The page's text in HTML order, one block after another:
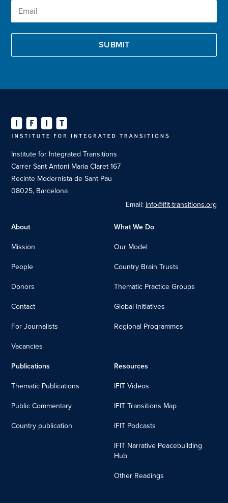
Institute for Integrated Transitions
Carrer Sant Antoni Maria Claret 167
Recinte Modernista de Sant Pau
08025, Barcelona
Email: info@ifit-transitions.org
About
Mission
People
Donors
Contact
For Journalists
Vacancies
What We Do
Our Model
Country Brain Trusts
Thematic Practice Groups
Global Initiatives
Regional Programmes
Publications
Thematic Publications
Public Commentary
Country publication
Resources
IFIT Videos
IFIT Transitions Map
IFIT Podcasts
IFIT Narrative Peacebuilding
Hub
Other Readings